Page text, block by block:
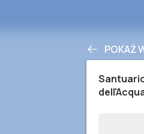
POKAŻ